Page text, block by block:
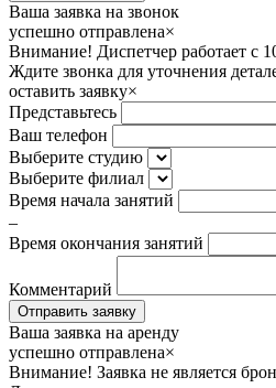
Ваша заявка на звонок
успешно отправлена×
Внимание! Диспетчер работает с
Ждите звонка для уточнения
оставить заявку×
Представьтесь
Ваш телефон
Выберите студию
Выберите филиал
Время начала занятий
–
Время окончания занятий
Комментарий
Ваша заявка на аренду
успешно отправлена×
Внимание! Заявка не является